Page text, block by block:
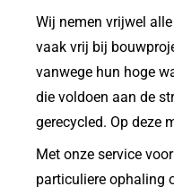
Wij nemen vrijwel
vaak vrij bij
vanwege hun hoge
die voldoen aan de
gerecycled. Op deze
Met onze service
particuliere ophaling